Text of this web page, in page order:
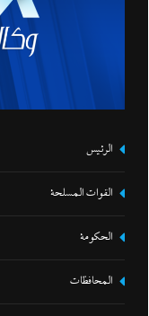
الرئيس
القوات المسلحة
الحكومة
المحافظات